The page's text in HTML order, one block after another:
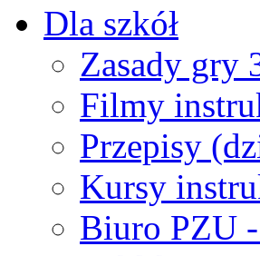
Dla szkół
Zasady gry
Filmy
Przepisy
Kursy
Biuro PZU